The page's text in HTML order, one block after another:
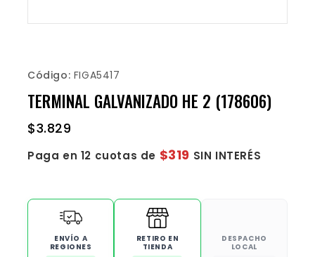
Código: FIGA5417
TERMINAL GALVANIZADO HE 2 (178606)
$3.829
Paga en 12 cuotas de $319 SIN INTERÉS
ENVÍO A
REGIONES
RETIRO EN
TIENDA
DESPACHO
LOCAL